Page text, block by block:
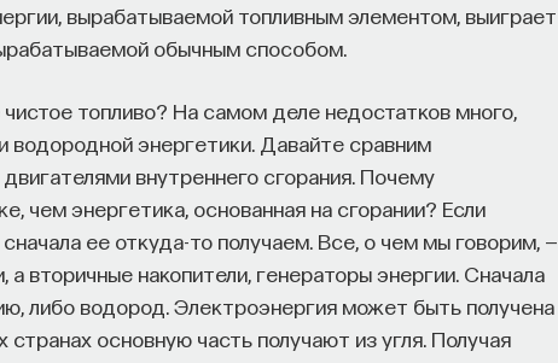
вырабатываемой топливным элементом, выиграет
обычным способом.
топливо? На самом деле недостатков много,
водородной энергетики. Давайте сравним
внутреннего сгорания. Почему
чем энергетика, основанная на сгорании? Если
ее откуда-то получаем. Все, о чем мы говорим, —
а вторичные накопители, генераторы энергии. Сначала
либо водород. Электроэнергия может быть получена
основную часть получают из угля. Получая